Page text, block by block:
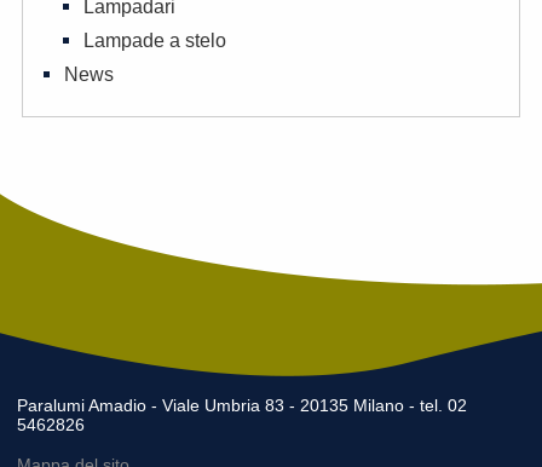
Lampadari
Lampade a stelo
News
Paralumi Amadio - Viale Umbria 83 - 20135 Milano - tel. 02
5462826